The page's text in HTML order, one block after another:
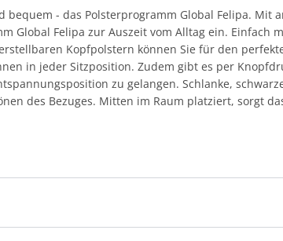
- das Polsterprogramm Global Felipa. Mit
Global Felipa zur Auszeit vom Alltag ein. Einfach
Kopfpolstern können Sie für den
in jeder Sitzposition. Zudem gibt es per
zu gelangen. Schlanke,
des Bezuges. Mitten im Raum platziert, sorgt